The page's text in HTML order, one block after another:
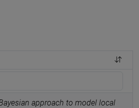
approach to model local